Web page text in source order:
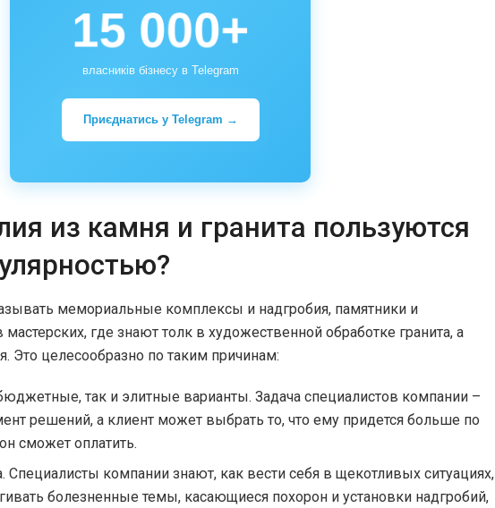
15 000+
власників бізнесу в Telegram
Приєднатись у Telegram →
из камня и гранита пользуются
мемориальные комплексы и надгробия, памятники и
где знают толк в художественной обработке гранита, а
Это целесообразно по таким причинам:
так и элитные варианты. Задача специалистов компании –
решений, а клиент может выбрать то, что ему придется больше по
сможет оплатить.
Специалисты компании знают, как вести себя в щекотливых ситуациях,
болезненные темы, касающиеся похорон и установки надгробий,